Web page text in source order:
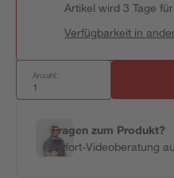
Artikel wird 3 Tage
Verfügbarkeit in
Anzahl:
Fragen zum Produkt?
Sofort-Videoberatung